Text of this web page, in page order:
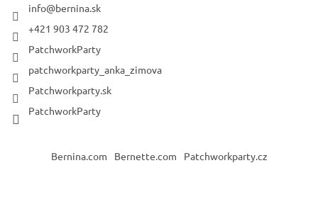
info@bernina.sk
+421 903 472 782
PatchworkParty
patchworkparty_anka_zimova
Patchworkparty.sk
PatchworkParty
Bernina.com Bernette.com Patchworkparty.cz